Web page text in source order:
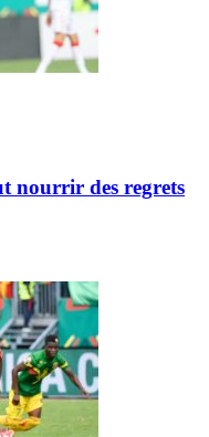
nourrir des regrets